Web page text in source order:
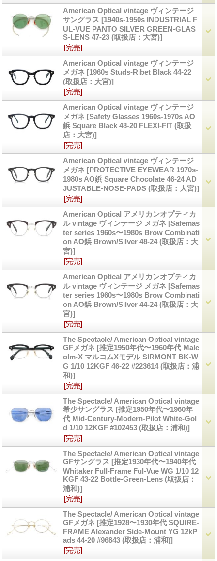
American Optical vintage ヴィンテージ
サングラス [1940s-1950s INDUSTRIAL F
UL-VUE PANTO SILVER GREEN-GLAS
S-LENS 47-23 (取扱店：大宮)]
[完売]
American Optical vintage ヴィンテージ
メガネ [1960s Studs-Ribet Black 44-22
(取扱店：大宮)]
[完売]
American Optical vintage ヴィンテージ
メガネ [Safety Glasses 1960s-1970s AO
鋲 Square Black 48-20 FLEXI-FIT (取扱
店：大宮)]
[完売]
American Optical vintage ヴィンテージ
メガネ [PROTECTIVE EYEWEAR 1970s-
1980s AO鋲 Square Chocolate 46-24 AD
JUSTABLE-NOSE-PADS (取扱店：大宮)]
[完売]
American Optical アメリカンオプティカ
ル vintage ヴィンテージ メガネ [Safemas
ter series 1960s〜1980s Brow Combinati
on AO鋲 Brown/Silver 48-24 (取扱店：大
宮)]
[完売]
American Optical アメリカンオプティカ
ル vintage ヴィンテージ メガネ [Safemas
ter series 1960s〜1980s Brow Combinati
on AO鋲 Brown/Silver 44-24 (取扱店：大
宮)]
[完売]
The Spectacle/ American Optical vintage
GFメガネ [推定1950年代〜1960年代 Malc
olm-X マルコムXモデル SIRMONT BK-W
G 1/10 12KGF 46-22 #223614 (取扱店：浦
和)]
[完売]
The Spectacle/ American Optical vintage
希少サングラス [推定1950年代〜1960年
代 Mid-Century-Modern-Pilot White-Gol
d 1/10 12KGF #102453 (取扱店：浦和)]
[完売]
The Spectacle/ American Optical vintage
GFサングラス [推定1930年代〜1940年代
Whitaker Full-Frame Ful-Vue WG 1/10 12
KGF 43-22 Bottle-Green-Lens (取扱店：
浦和)]
[完売]
The Spectacle/ American Optical vintage
GFメガネ [推定1928〜1930年代 SQUIRE-
FRAME Alexander Side-Mount YG 12kP
ads 44-20 #96843 (取扱店：浦和)]
[完売]